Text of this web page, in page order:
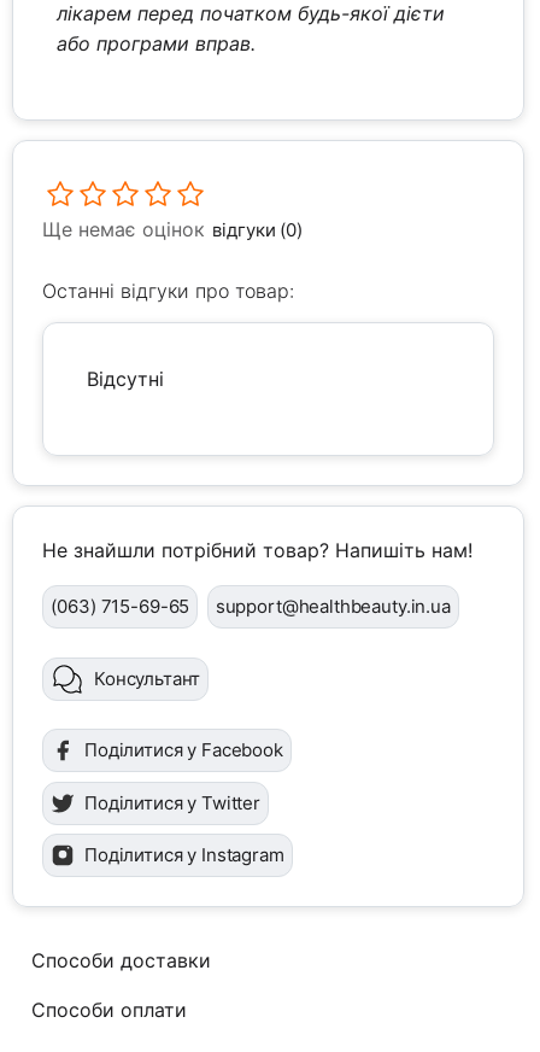
лікарем перед початком будь-якої дієти
або програми вправ.
Ще немає оцінок відгуки (0)
Останні відгуки про товар:
Відсутні
Не знайшли потрібний товар? Напишіть нам!
(063) 715-69-65 support@healthbeauty.in.ua
Консультант
Поділитися у Facebook
Поділитися у Twitter
Поділитися у Instagram
Способи доставки
Способи оплати